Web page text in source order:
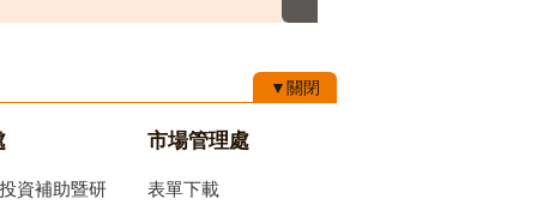
▼關閉
資補助暨研
市場管理處
表單下載